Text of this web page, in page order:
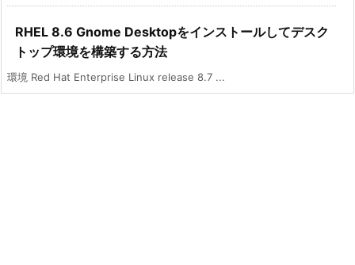
RHEL 8.6 Gnome Desktopをインストールしてデスク
トップ環境を構築する方法
環境 Red Hat Enterprise Linux release 8.7 ...